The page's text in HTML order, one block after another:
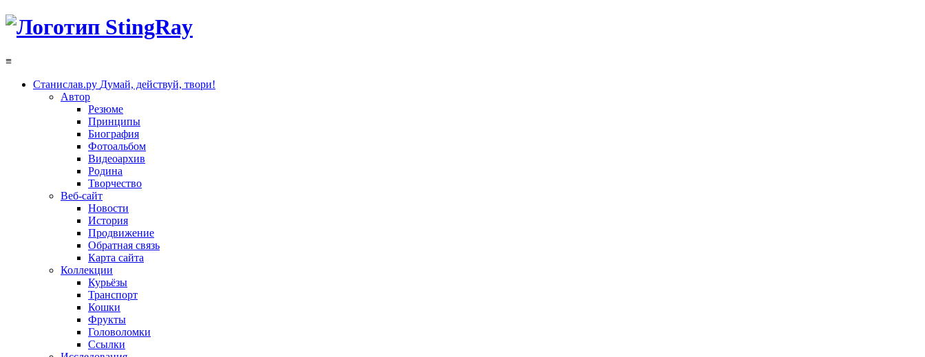
≡
Станислав.ру Думай, действуй, твори!
Автор
Резюме
Принципы
Биография
Фотоальбом
Видеоархив
Родина
Творчество
Веб-сайт
Новости
История
Продвижение
Обратная связь
Карта сайта
Коллекции
Курьёзы
Транспорт
Кошки
Фрукты
Головоломки
Ссылки